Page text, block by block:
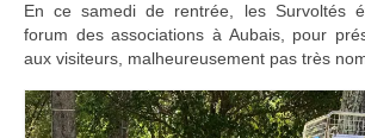
Presse
PROJETS
En ce samedi de rentrée, les Survoltés
forum des associations à Aubais, pour
aux visiteurs, malheureusement pas très